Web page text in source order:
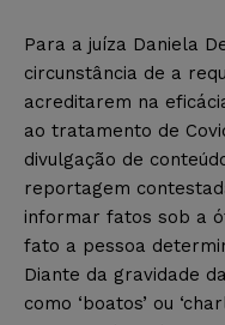
Para a juíza Daniela
circunstância de a
acreditarem na
ao tratamento de
divulgação de
reportagem
informar fatos sob a
fato a pessoa
Diante da gravidade
como ‘boatos’ ou